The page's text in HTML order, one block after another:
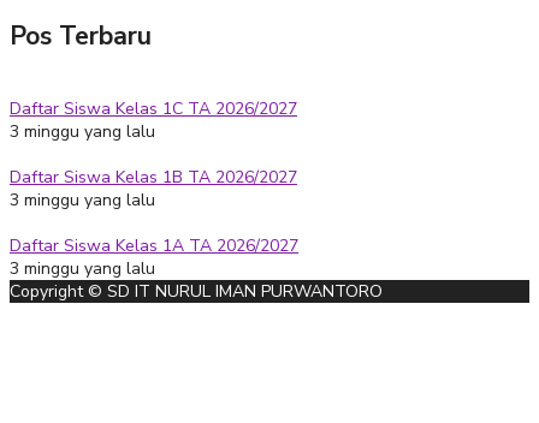
Pos Terbaru
Daftar Siswa Kelas 1C TA 2026/2027
3 minggu yang lalu
Daftar Siswa Kelas 1B TA 2026/2027
3 minggu yang lalu
Daftar Siswa Kelas 1A TA 2026/2027
3 minggu yang lalu
Copyright © SD IT NURUL IMAN PURWANTORO